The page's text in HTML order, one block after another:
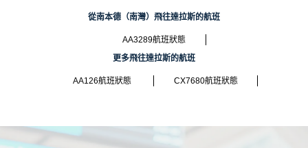
從南本德（南灣）飛往達拉斯的航班
AA3289航班狀態
更多飛往達拉斯的航班
AA126航班狀態 CX7680航班狀態